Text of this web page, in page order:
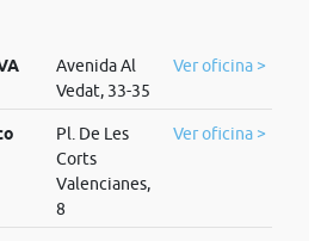
Avenida Al
Vedat, 33-35
Ver oficina >
Pl. De Les
Corts
Valencianes,
8
Ver oficina >